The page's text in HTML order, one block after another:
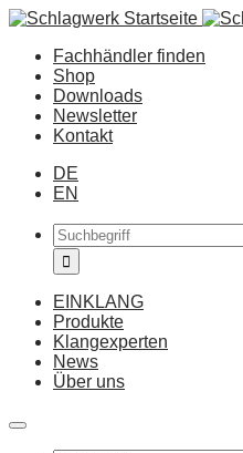
Fachhändler finden
Shop
Downloads
Newsletter
Kontakt
DE
EN
EINKLANG
Produkte
Klangexperten
News
Über uns